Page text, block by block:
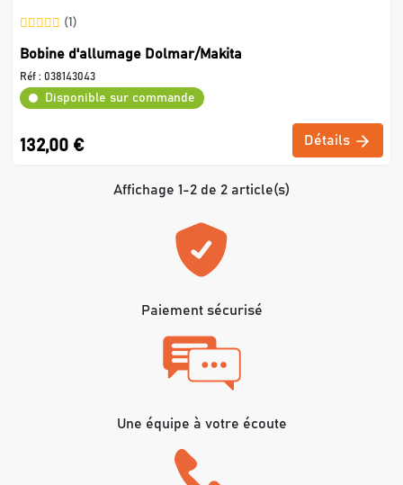
(1)
Bobine d'allumage Dolmar/Makita
Réf : 038143043
Disponible sur commande
132,00 € Détails
Affichage 1-2 de 2 article(s)
Paiement sécurisé
Une équipe à votre écoute